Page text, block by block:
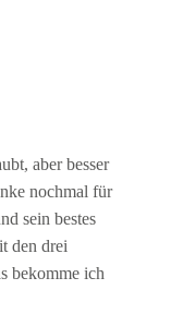
aber besser
nochmal für
sein bestes
den drei
bekomme ich